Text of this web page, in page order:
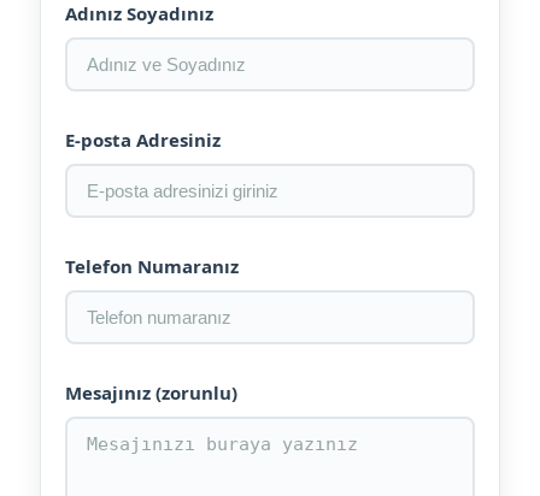
Adınız Soyadınız
E-posta Adresiniz
Telefon Numaranız
Mesajınız (zorunlu)